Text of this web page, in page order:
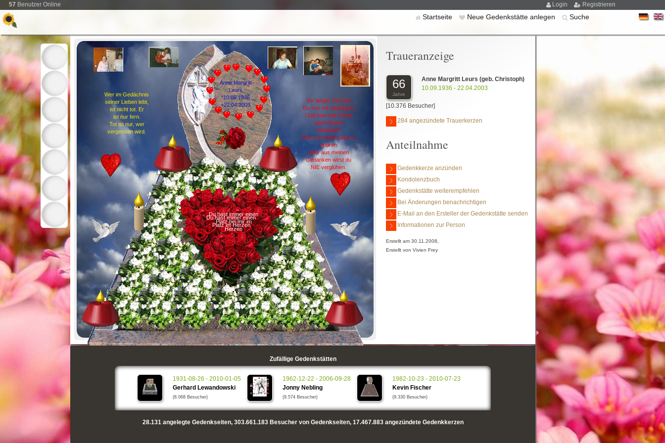
57 Benutzer Online Login Registrieren
Startseite Neue Gedenkstätte anlegen Suche
Anne Margritt
Leurs
*10.09.1936
+22.04.2003
Wer im Gedächnis
seiner Lieben lebt,
ist nicht tot. Er
ist nur fern.
Tot ist nur, wer
vergessen wird.
Du hast immer einen
Platz im Herzen
Du hast immer einen
Platz bei mir im
Herzen
Vor langer Zeit bist
Du von mir gegangen
Und man hat immer
noch dieses
Verlangen
Dich zu sehen und zu
spüren
aber aus meinen
Gedanken wirst du
NIE verglühen.
Traueranzeige
66
Jahre
Anne Margritt Leurs (geb. Christoph)
10.09.1936 - 22.04.2003
[10.376 Besucher]
284 angezündete Trauerkerzen
Anteilnahme
Gedenkkerze anzünden
Kondolenzbuch
Gedenkstätte weiterempfehlen
Bei Änderungen benachrichtigen
E-Mail an den Ersteller der Gedenkstätte senden
Informationen zur Person
Erstellt am 30.11.2008,
Erstellt von Vivien Frey
Zufällige Gedenkstätten
1931-08-26 - 2010-01-05
Gerhard Lewandowski
(8.068 Besucher)
1962-12-22 - 2006-09-28
Jonny Nebling
(9.574 Besucher)
1982-10-23 - 2010-07-23
Kevin Fischer
(9.330 Besucher)
28.131angelegte Gedenkseiten, 303.661.183Besucher von Gedenkseiten, 17.467.883angezündete Gedenkkerzen